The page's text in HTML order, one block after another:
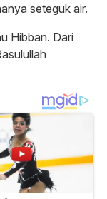
seteguk air.
Hibban. Dari